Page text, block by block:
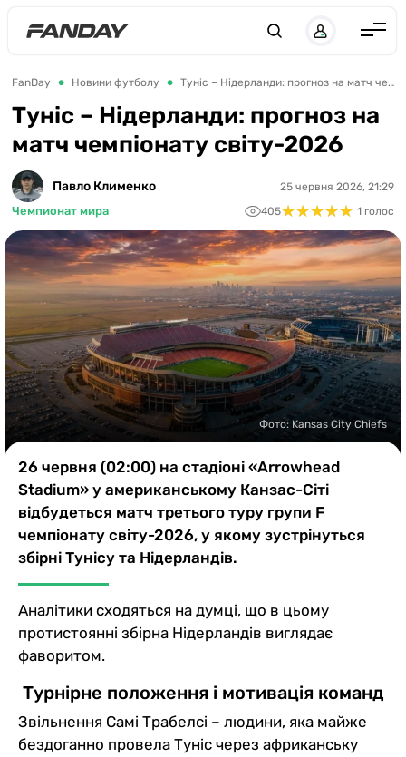
Англія
Іспанія
Німеччина
Франція
Україна
ЛЧ
ЛЕ
ЧЕ-2028
Букмекери
Казино
FanDay Новини футболу Туніс – Нідерланди: прогноз на матч чемпіонату світу-2026
Туніс – Нідерланди: прогноз на
матч чемпіонату світу-2026
Павло Клименко
Чемпионат мира
25 червня 2026, 21:29
405★★★★★
★★★★★ 1 голос
Фото: Kansas City Chiefs
26 червня (02:00) на стадіоні «Arrowhead
Stadium» у американському Канзас-Сіті
відбудеться матч третього туру групи F
чемпіонату світу-2026, у якому зустрінуться
збірні Тунісу та Нідерландів.
Аналітики сходяться на думці, що в цьому
протистоянні збірна Нідерландів виглядає
фаворитом.
Турнірне положення і мотивація команд
Звільнення Самі Трабелсі – людини, яка майже
бездоганно провела Туніс через африканську